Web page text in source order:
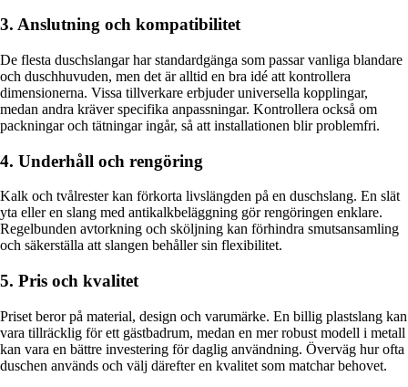
3. Anslutning och kompatibilitet
De flesta duschslangar har standardgänga som passar vanliga blandare
och duschhuvuden, men det är alltid en bra idé att kontrollera
dimensionerna. Vissa tillverkare erbjuder universella kopplingar,
medan andra kräver specifika anpassningar. Kontrollera också om
packningar och tätningar ingår, så att installationen blir problemfri.
4. Underhåll och rengöring
Kalk och tvålrester kan förkorta livslängden på en duschslang. En slät
yta eller en slang med antikalkbeläggning gör rengöringen enklare.
Regelbunden avtorkning och sköljning kan förhindra smutsansamling
och säkerställa att slangen behåller sin flexibilitet.
5. Pris och kvalitet
Priset beror på material, design och varumärke. En billig plastslang kan
vara tillräcklig för ett gästbadrum, medan en mer robust modell i metall
kan vara en bättre investering för daglig användning. Överväg hur ofta
duschen används och välj därefter en kvalitet som matchar behovet.